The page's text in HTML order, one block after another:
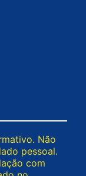
Não
pessoal.
com